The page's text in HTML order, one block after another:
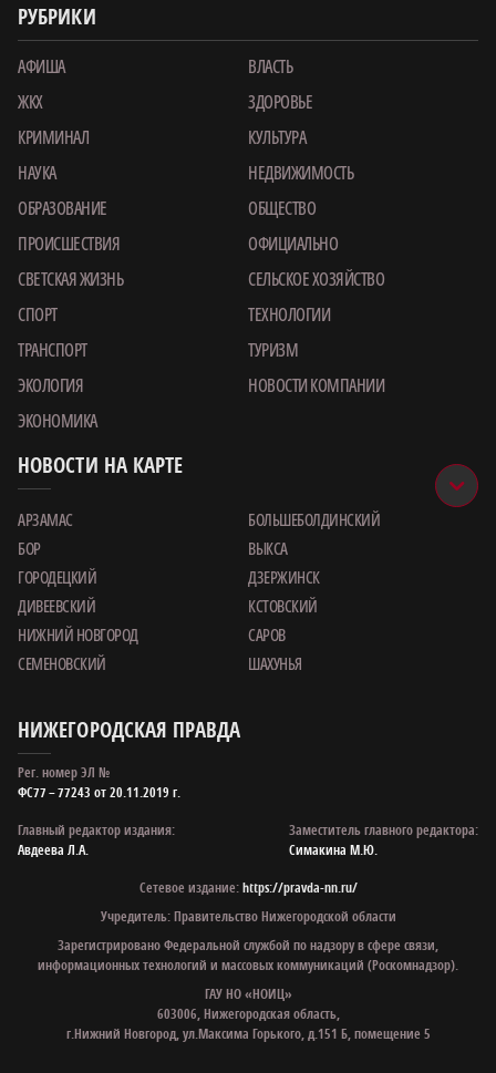
РУБРИКИ
АФИША
ВЛАСТЬ
ЖКХ
ЗДОРОВЬЕ
КРИМИНАЛ
КУЛЬТУРА
НАУКА
НЕДВИЖИМОСТЬ
ОБРАЗОВАНИЕ
ОБЩЕСТВО
ПРОИСШЕСТВИЯ
ОФИЦИАЛЬНО
СВЕТСКАЯ ЖИЗНЬ
СЕЛЬСКОЕ ХОЗЯЙСТВО
СПОРТ
ТЕХНОЛОГИИ
ТРАНСПОРТ
ТУРИЗМ
ЭКОЛОГИЯ
НОВОСТИ КОМПАНИИ
ЭКОНОМИКА
НОВОСТИ НА КАРТЕ
АРЗАМАС
БОЛЬШЕБОЛДИНСКИЙ
БОР
ВЫКСА
ГОРОДЕЦКИЙ
ДЗЕРЖИНСК
ДИВЕЕВСКИЙ
КСТОВСКИЙ
НИЖНИЙ НОВГОРОД
САРОВ
СЕМЕНОВСКИЙ
ШАХУНЬЯ
НИЖЕГОРОДСКАЯ ПРАВДА
Рег. номер ЭЛ №
ФС77 – 77243 от 20.11.2019 г.
Главный редактор издания:
Авдеева Л.А.
Заместитель главного редактора:
Симакина М.Ю.
Сетевое издание:https://pravda-nn.ru/
Учредитель: Правительство Нижегородской области
Зарегистрировано Федеральной службой по надзору в сфере связи,
информационных технологий и массовых коммуникаций (Роскомнадзор).
ГАУ НО «НОИЦ»
603006, Нижегородская область,
г.Нижний Новгород, ул.Максима Горького, д.151 Б, помещение 5